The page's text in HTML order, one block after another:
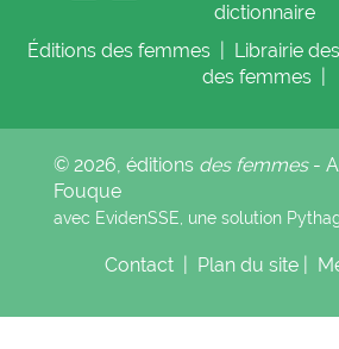
dictionnaire
Éditions des femmes Librairie
des femmes
© 2026, éditions des femmes-
Fouque
avec EvidenSSE, une solution
Contact Plan du site